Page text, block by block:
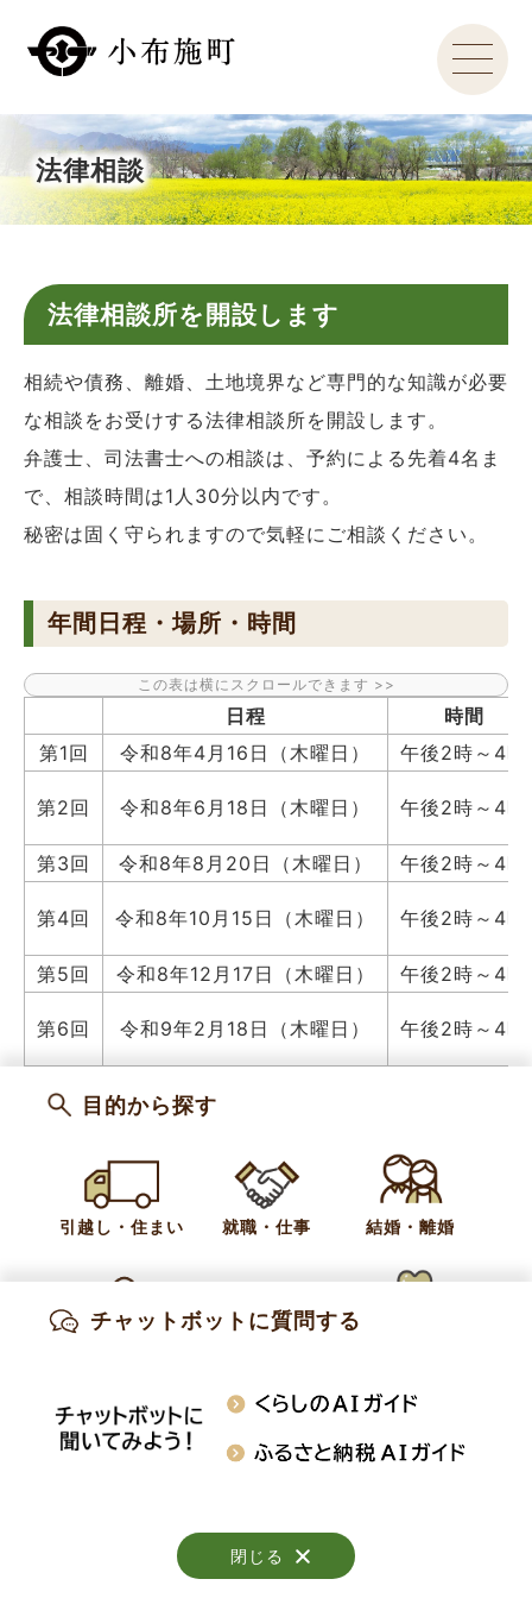
法律相談
法律相談所を開設します
相続や債務、離婚、土地境界など専門的な知識が必要
な相談をお受けする法律相談所を開設します。
弁護士、司法書士への相談は、予約による先着4名ま
で、相談時間は1人30分以内です。
秘密は固く守られますので気軽にご相談ください。
年間日程・場所・時間
日程
時間
第1回
令和8年4月16日（木曜日） 午後2時～4時
第2回 令和8年6月18日（木曜日） 午後2時～4時
第3回 令和8年8月20日（木曜日） 午後2時～4時
第4回 令和8年10月15日（木曜日） 午後2時～4時
第5回 令和8年12月17日（木曜日） 午後2時～4時
第6回 令和9年2月18日（木曜日） 午後2時～4時
お問い合わせ
電話:
026-214-9118
知りたい情報を検索
閉じる
目的から探す
引越し・住まい 就職・仕事 結婚・離婚
閉じる
チャットボットに質問する
閉じる